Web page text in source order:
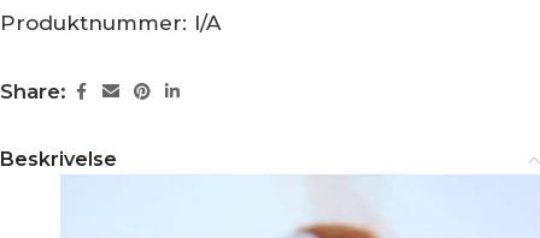
Produktnummer: I/A
Share:
Beskrivelse